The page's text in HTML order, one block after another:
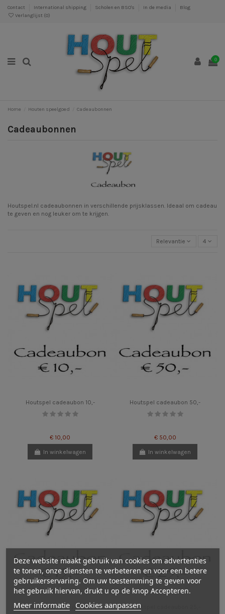
Contact International shipping Scholen en BSO's In de media
Blog
Verlanglijst (0)
0
Home Houten speelgoed Cadeaubonnen
Cadeaubonnen
Houtspel.nl cadeaubonnen in verschillende prijsklassen. Ideaal om cadeau
te geven en nog leuker om te krijgen.
Relevantie 4
Houtspel cadeaubon 10,-
€ 10,00
In winkelwagen
Houtspel cadeaubon 50,-
€ 50,00
In winkelwagen
Houtspel cadeaubon 15,- Houtspel cadeaubon 25,-
Deze website maakt gebruik van cookies om advertenties
te tonen, onze diensten te verbeteren en voor een betere
gebruikerservaring. Om uw toestemming te geven voor
het gebruik hiervan, drukt u op de knop Accepteren.
Meer informatie Cookies aanpassen